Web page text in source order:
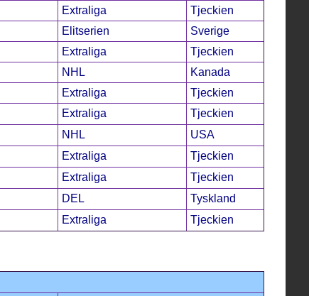
Extraliga
Tjeckien
Elitserien
Sverige
Extraliga
Tjeckien
NHL
Kanada
Extraliga
Tjeckien
Extraliga
Tjeckien
NHL
USA
Extraliga
Tjeckien
Extraliga
Tjeckien
DEL
Tyskland
Extraliga Tjeckien